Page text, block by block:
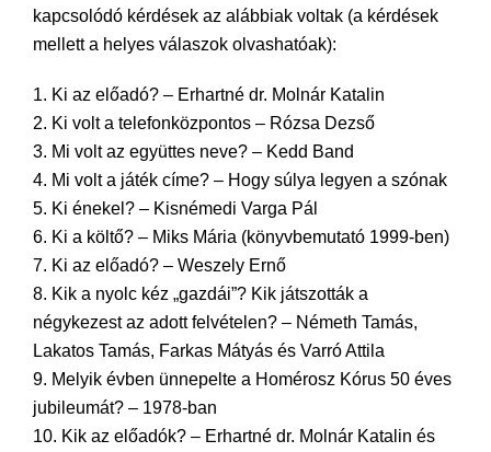
kapcsolódó kérdések az alábbiak voltak (a kérdések
mellett a helyes válaszok olvashatóak):
1. Ki az előadó? – Erhartné dr. Molnár Katalin
2. Ki volt a telefonközpontos – Rózsa Dezső
3. Mi volt az együttes neve? – Kedd Band
4. Mi volt a játék címe? – Hogy súlya legyen a szónak
5. Ki énekel? – Kisnémedi Varga Pál
6. Ki a költő? – Miks Mária (könyvbemutató 1999-ben)
7. Ki az előadó? – Weszely Ernő
8. Kik a nyolc kéz „gazdái”? Kik játszották a
négykezest az adott felvételen? – Németh Tamás,
Lakatos Tamás, Farkas Mátyás és Varró Attila
9. Melyik évben ünnepelte a Homérosz Kórus 50 éves
jubileumát? – 1978-ban
10. Kik az előadók? – Erhartné dr. Molnár Katalin és